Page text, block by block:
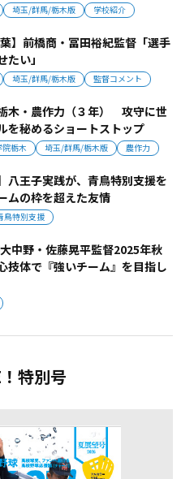
埼玉/群馬/栃木版 学校紹介
】前橋商・冨田裕紀監督「選手
い」
埼玉/群馬/栃木版 監督コメント
木・農作力（３年） 攻守に世
を秘めるショートストップ
院栃木 埼玉/群馬/栃木版 農作力
八王子実践が、青鳥特別支援を
ムの枠を超えた友情
鳥特別支援
中野・佐藤晃平監督2025年秋
技体で『強いチーム』を目指し
特別号